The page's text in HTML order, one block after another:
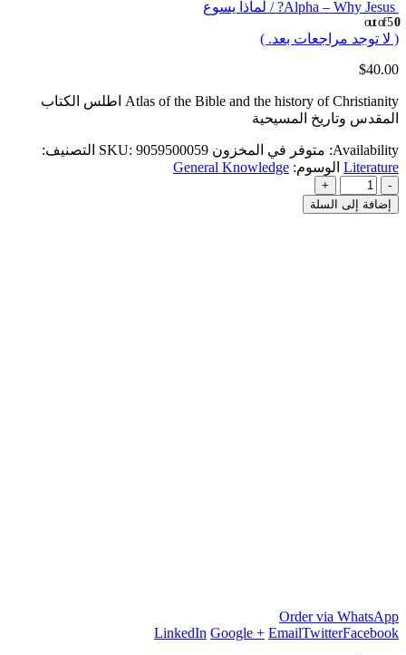
Alpha – Why Jesus? / لماذا يسوع
0
out of 5
( لا توجد مراجعات بعد. )
$40.00
Atlas of the Bible and the history of Christianity اطلس الكتاب
المقدس وتاريخ المسيحية
Availability: متوفر في المخزون SKU: 9059500059
التصنيف:
Literature الوسوم: General Knowledge
-
+
إضافة إلى السلة
Order via WhatsApp
Facebook
Twitter
LinkedIn Google + Email